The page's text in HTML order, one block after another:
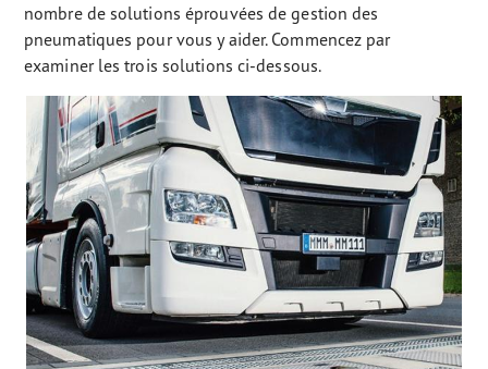
nombre de solutions éprouvées de gestion des
pneumatiques pour vous y aider. Commencez par
examiner les trois solutions ci-dessous.